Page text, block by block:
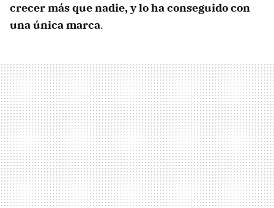
crecer más que nadie, y lo ha conseguido con
una única marca.